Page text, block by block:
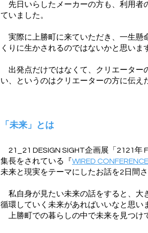
先日いらしたメーカーの方も、利用者
ていました。
実際に上勝町に来ていただき、一生懸
くりに生かされるのではないかと思いま
出発点だけではなくて、クリエーター
い、というのはクリエーターの方に伝え
「未来」とは
21_21 DESIGN SIGHT企画展「2121年
集長をされている『 WIRED
未来と現実をテーマにしたお話を2日間
私自身が見たい未来の話をすると、大
循環していく未来があればいいなと思い
上勝町での暮らしの中で未来を見つけ